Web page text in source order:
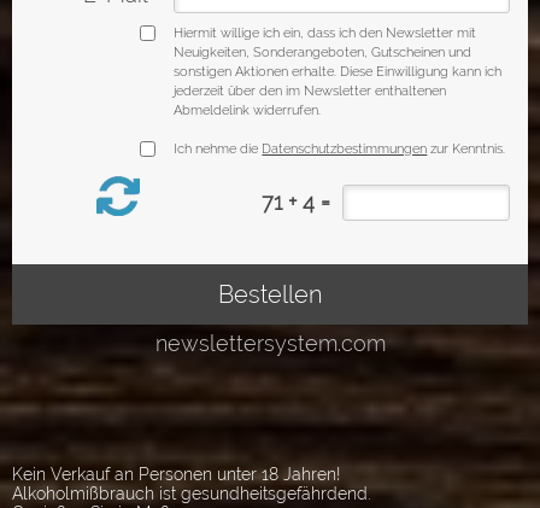
Kein Verkauf an Personen unter 18 Jahren!
Alkoholmißbrauch ist gesundheitsgefährdend.